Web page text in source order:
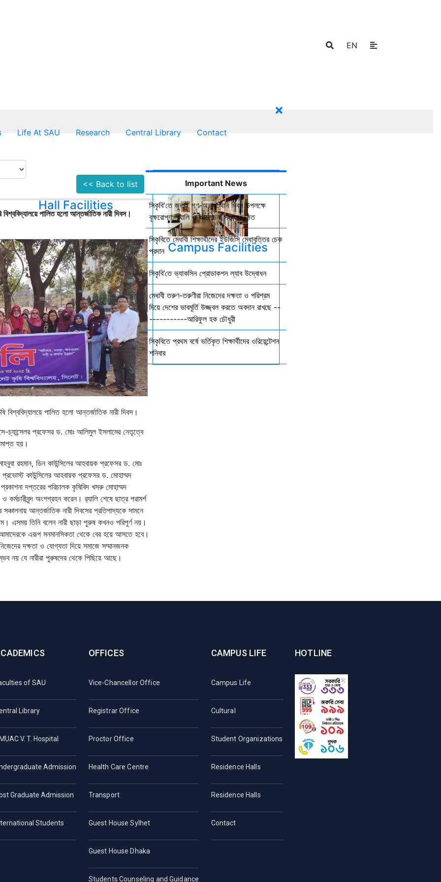
EN
Life At SAU Research Central Library Contact
Hall Facilities
Campus Facilities
More Results
<< Back to list
পালিত হলো আন্তর্জাতিক নারী দিবস।
বিশ্ববিদ্যালয়ে পালিত হলো আন্তর্জাতিক নারী দিবস।
-চ্যান্সেলর প্রফেসর ড. মোঃ আলিমুল ইসলামের নেতৃত্বে
হয়।
রহমান, ডিন কাউন্সিলের আহবায়ক প্রফেসর ড. মোঃ
কাউন্সিলের আহবায়ক প্রফেসর ড. মোহাম্মদ
দপ্তরের পরিচালক কৃষিবিদ খসরু মোহাম্মদ
ও কর্মচারীবৃন্দ অংশগ্রহন করেন। র‌্যালি শেষে ছাত্র পরামর্শ
আন্তর্জাতিক নারী দিবসের প্রতিপাদ্যকে সামনে
এসময় তিনি বলেন নারী ছাড়া পুরুষ কখনও পরিপূর্ণ নয়।
আমাদেরকে এরূপ মনমানসিকতা থেকে বের হয়ে আসতে হবে।
নিজেদের দক্ষতা ও যোগ্যতা দিয়ে সমাজে সম্মানজনক
নয় যে নারীরা পুরুষদের থেকে পিছিয়ে আছে।
Important News
সিকৃবি'তে জুলাই গণ-অভ্যুত্থান দিবস উপলক্ষে
বৃক্ষরোপণ, র‍্যালি ও আলোচনা সভা অনুষ্ঠিত
সিকৃবিতে মেধাবী শিক্ষার্থীদের ইউজিসি মেধাবৃত্তির চেক
প্রদান
সিকৃবি’তে ভ্যাকসিন প্রোডাকশন ল্যাব উদ্বোধন
মেধাবী তরুণ-তরুণীরা নিজেদের দক্ষতা ও পরিশ্রম
দিয়ে দেশের ভাবমূর্তি উজ্জ্বল করতে অবদান রাখছে --
-----------আরিফুল হক চৌধুরী
সিকৃবিতে প্রথম বর্ষে ভর্তিকৃত শিক্ষার্থীদের ওরিয়েন্টেশন
শনিবার
of SAU
Library
V. T. Hospital
Admission
Graduate Admission
Students
OFFICES
Vice-Chancellor Office
Registrar Office
Proctor Office
Health Care Centre
Transport
Guest House Sylhet
Guest House Dhaka
Students Counseling and Guidance
CAMPUS LIFE
Campus Life
Cultural
Student Organizations
Residence Halls
Residence Halls
Contact
HOTLINE